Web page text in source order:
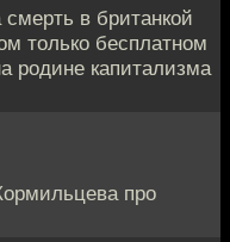
в британкой
только бесплатном
родине капитализма
про